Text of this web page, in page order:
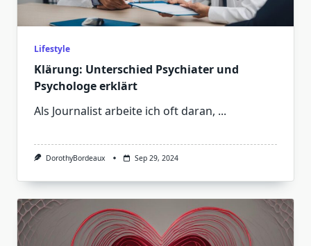
Lifestyle
Klärung: Unterschied Psychiater und
Psychologe erklärt
Als Journalist arbeite ich oft daran, ...
DorothyBordeaux Sep 29, 2024